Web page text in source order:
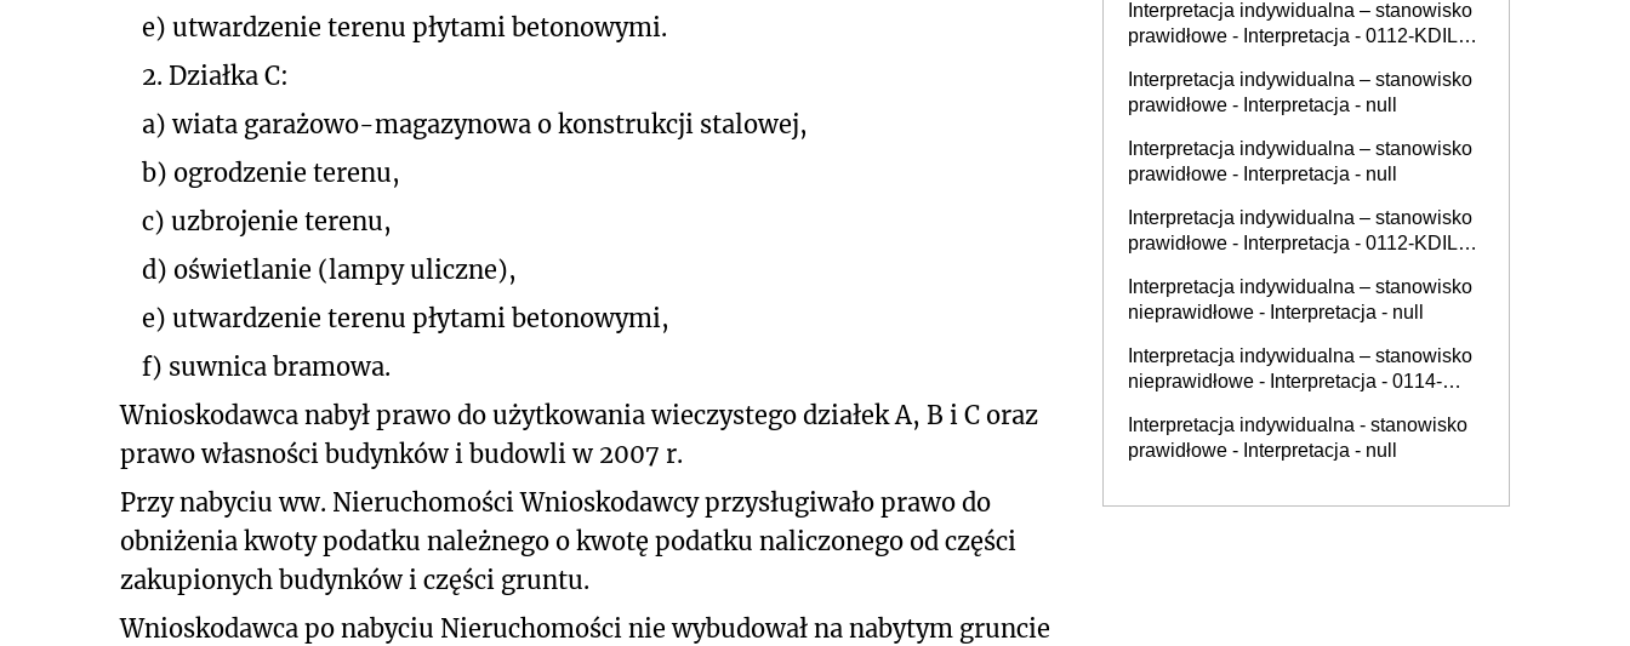
e) utwardzenie terenu płytami betonowymi.
2. Działka C:
a) wiata garażowo-magazynowa o konstrukcji stalowej,
b) ogrodzenie terenu,
c) uzbrojenie terenu,
d) oświetlanie (lampy uliczne),
e) utwardzenie terenu płytami betonowymi,
f) suwnica bramowa.
Wnioskodawca nabył prawo do użytkowania wieczystego działek A, B i C oraz
prawo własności budynków i budowli w 2007 r.
Przy nabyciu ww. Nieruchomości Wnioskodawcy przysługiwało prawo do
obniżenia kwoty podatku należnego o kwotę podatku naliczonego od części
zakupionych budynków i części gruntu.
Wnioskodawca po nabyciu Nieruchomości nie wybudował na nabytym gruncie
Interpretacja indywidualna – stanowisko
prawidłowe - Interpretacja - 0112-KDIL1-
Interpretacja indywidualna – stanowisko
prawidłowe - Interpretacja - null
Interpretacja indywidualna – stanowisko
prawidłowe - Interpretacja - null
Interpretacja indywidualna – stanowisko
prawidłowe - Interpretacja - 0112-KDIL1-
Interpretacja indywidualna – stanowisko
nieprawidłowe - Interpretacja - null
Interpretacja indywidualna – stanowisko
nieprawidłowe - Interpretacja - 0114-
Interpretacja indywidualna - stanowisko
prawidłowe - Interpretacja - null